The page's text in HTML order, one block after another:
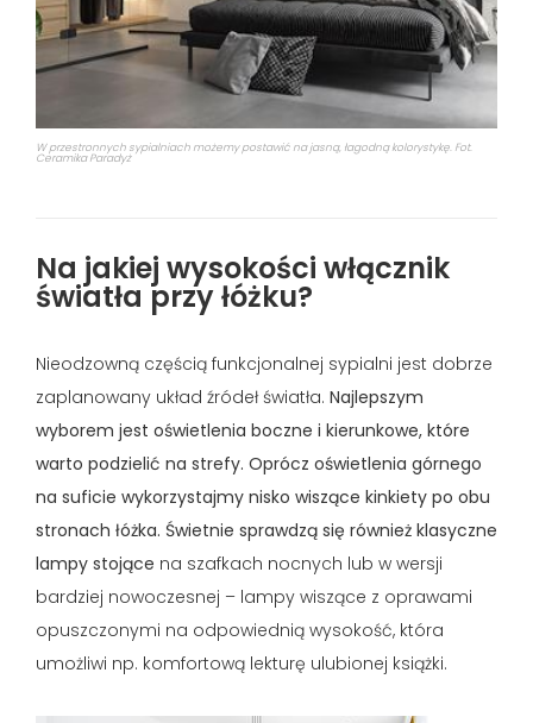
W przestronnych sypialniach możemy postawić na jasną, łagodną kolorystykę. Fot.
Ceramika Paradyż
Na jakiej wysokości włącznik
światła przy łóżku?
Nieodzowną częścią funkcjonalnej sypialni jest dobrze
zaplanowany układ źródeł światła. Najlepszym
wyborem jest oświetlenia boczne i kierunkowe, które
warto podzielić na strefy. Oprócz oświetlenia górnego
na suficie wykorzystajmy nisko wiszące kinkiety po obu
stronach łóżka. Świetnie sprawdzą się również klasyczne
lampy stojące na szafkach nocnych lub w wersji
bardziej nowoczesnej – lampy wiszące z oprawami
opuszczonymi na odpowiednią wysokość, która
umożliwi np. komfortową lekturę ulubionej książki.